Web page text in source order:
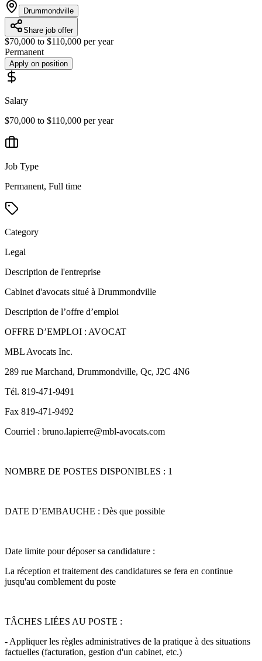
Drummondville
Share job offer
$70,000 to $110,000 per year
Permanent
Apply on position
Salary
$70,000 to $110,000 per year
Job Type
Permanent, Full time
Category
Legal
Description de l'entreprise
Cabinet d'avocats situé à Drummondville
Description de l’offre d’emploi
OFFRE D’EMPLOI : AVOCAT
MBL Avocats Inc.
289 rue Marchand, Drummondville, Qc, J2C 4N6
Tél. 819-471-9491
Fax 819-471-9492
Courriel : bruno.lapierre@mbl-avocats.com
NOMBRE DE POSTES DISPONIBLES : 1
DATE D’EMBAUCHE : Dès que possible
Date limite pour déposer sa candidature :
La réception et traitement des candidatures se fera en continue
jusqu'au comblement du poste
TÂCHES LIÉES AU POSTE :
- Appliquer les règles administratives de la pratique à des situations
factuelles (facturation, gestion d'un cabinet, etc.)